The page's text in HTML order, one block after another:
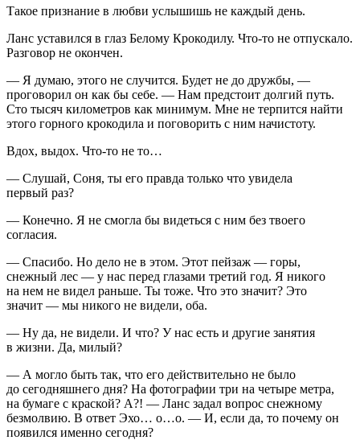
Такое признание в любви услышишь не каждый день.
Ланс уставился в глаз Белому Крокодилу. Что-то не отпускало.
Разговор не окончен.
— Я думаю, этого не случится. Будет не до дружбы, —
проговорил он как бы себе. — Нам предстоит долгий путь.
Сто тысяч километров как минимум. Мне не терпится найти
этого горного крокодила и поговорить с ним начистоту.
Вдох, выдох. Что-то не то…
— Слушай, Соня, ты его правда только что увидела
первый раз?
— Конечно. Я не смогла бы видеться с ним без твоего
согласия.
— Спасибо. Но дело не в этом. Этот пейзаж — горы,
снежный лес — у нас перед глазами третий год. Я никого
на нем не видел раньше. Ты тоже. Что это значит? Это
значит — мы никого не видели, оба.
— Ну да, не видели. И что? У нас есть и другие занятия
в жизни. Да, милый?
— А могло быть так, что его действительно не было
до сегодняшнего дня? На фотографии три на четыре метра,
на бумаге с краской? А?! — Ланс задал вопрос снежному
безмолвию. В ответ Эхо… о…о. — И, если да, то почему он
появился именно сегодня?